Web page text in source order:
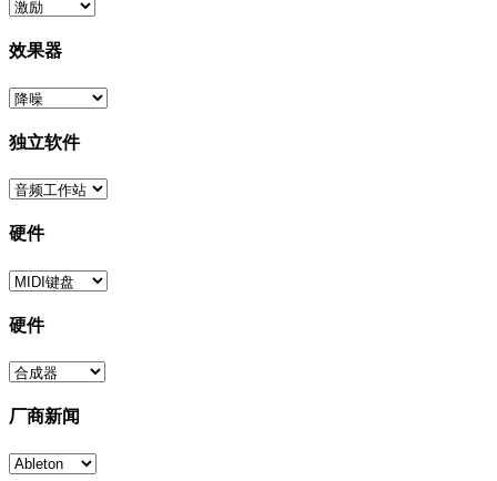
效果器
独立软件
硬件
硬件
厂商新闻